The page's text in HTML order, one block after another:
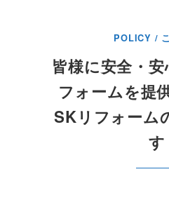
POLICY /
皆様に安全・
フォームを提
SKリフォーム
す